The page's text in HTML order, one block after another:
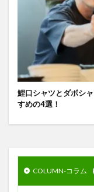
鯉口シャツとダボシ
すめの4選！
COLUMN-コラム